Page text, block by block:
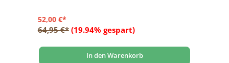
52,00 €*
64,95 €* (19.94% gespart)
In den Warenkorb